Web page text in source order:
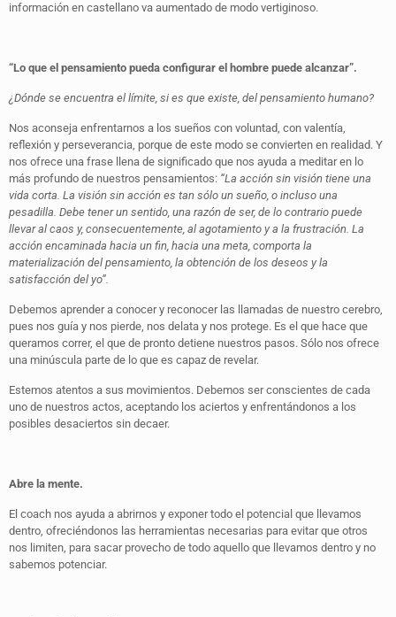
información en castellano va aumentado de modo vertiginoso.
“Lo que el pensamiento pueda configurar el hombre puede alcanzar”.
¿Dónde se encuentra el límite, si es que existe, del pensamiento humano?
Nos aconseja enfrentarnos a los sueños con voluntad, con valentía,
reflexión y perseverancia, porque de este modo se convierten en realidad. Y
nos ofrece una frase llena de significado que nos ayuda a meditar en lo
más profundo de nuestros pensamientos: “La acción sin visión tiene una
vida corta. La visión sin acción es tan sólo un sueño, o incluso una
pesadilla. Debe tener un sentido, una razón de ser, de lo contrario puede
llevar al caos y, consecuentemente, al agotamiento y a la frustración. La
acción encaminada hacia un fin, hacia una meta, comporta la
materialización del pensamiento, la obtención de los deseos y la
satisfacción del yo”.
Debemos aprender a conocer y reconocer las llamadas de nuestro cerebro,
pues nos guía y nos pierde, nos delata y nos protege. Es el que hace que
queramos correr, el que de pronto detiene nuestros pasos. Sólo nos ofrece
una minúscula parte de lo que es capaz de revelar.
Estemos atentos a sus movimientos. Debemos ser conscientes de cada
uno de nuestros actos, aceptando los aciertos y enfrentándonos a los
posibles desaciertos sin decaer.
Abre la mente.
El coach nos ayuda a abrirnos y exponer todo el potencial que llevamos
dentro, ofreciéndonos las herramientas necesarias para evitar que otros
nos limiten, para sacar provecho de todo aquello que llevamos dentro y no
sabemos potenciar.